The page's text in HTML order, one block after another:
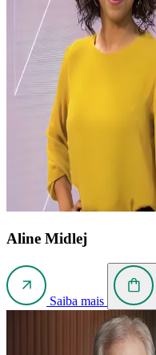
Aline Midlej
Saiba mais